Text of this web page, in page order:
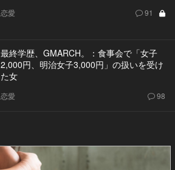
恋愛 91
最終学歴、GMARCH。：食事会で「女子
2,000円、明治女子3,000円」の扱いを受け
た女
恋愛 98